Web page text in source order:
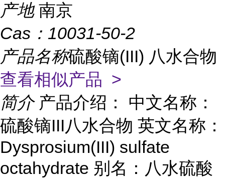
产地 南京
Cas： 10031-50-2
产品名称硫酸镝(III) 八水合物
查看相似产品 >
简介 产品介绍： 中文名称：
硫酸镝III八水合物 英文名称：
Dysprosium(III) sulfate
octahydrate 别名：八水硫酸